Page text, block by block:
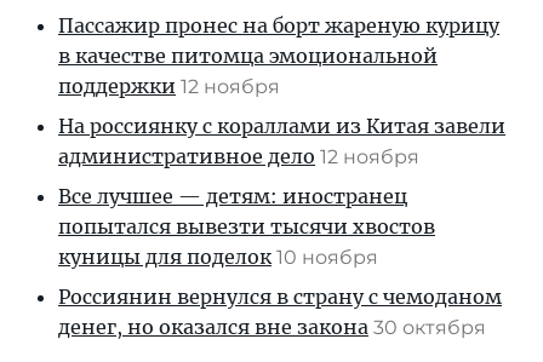
Пассажир пронес на борт жареную курицу
в качестве питомца эмоциональной
поддержки 12 ноября
На россиянку с кораллами из Китая завели
административное дело 12 ноября
Все лучшее — детям: иностранец
попытался вывезти тысячи хвостов
куницы для поделок 10 ноября
Россиянин вернулся в страну с чемоданом
денег, но оказался вне закона 30 октября